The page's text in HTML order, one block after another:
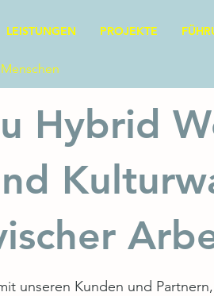
LEISTUNGEN PROJEKTE
Hybrid
unseren Kunden und